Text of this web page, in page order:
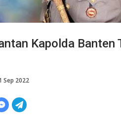
Kapolda Banten
Sep 2022